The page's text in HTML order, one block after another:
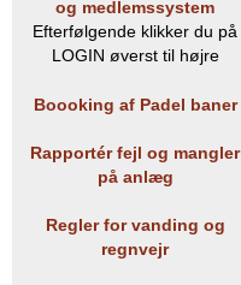
og medlemssystem
Efterfølgende klikker du på
LOGIN øverst til højre
Boooking af Padel baner
Rapportér fejl og mangler
på anlæg
Regler for vanding og
regnvejr